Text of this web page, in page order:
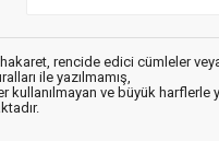
rencide edici cümleler
ile yazılmamış,
kullanılmayan ve büyük harflerle